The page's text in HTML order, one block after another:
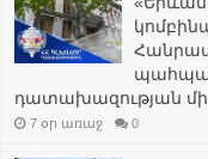
դատախազության
7 օր առաջ 0